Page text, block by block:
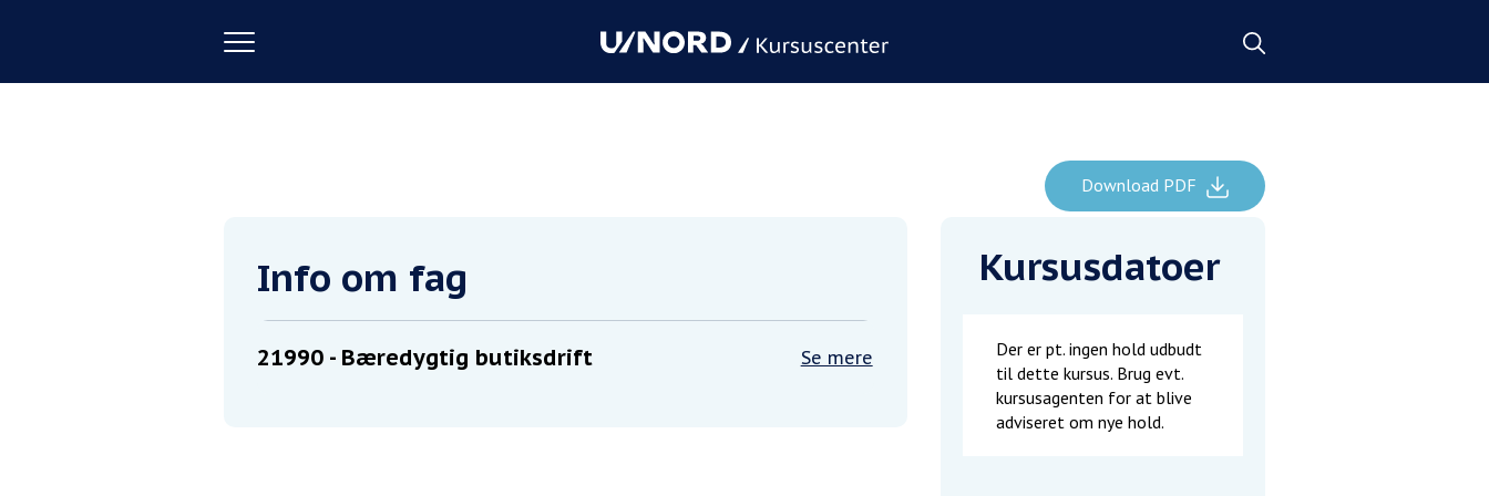
Toggle
Download PDF
Info om fag
21990 - Bæredygtig butiksdrift Se mere
Kursusdatoer
Der er pt. ingen hold udbudt
til dette kursus. Brug evt.
kursusagenten for at blive
adviseret om nye hold.